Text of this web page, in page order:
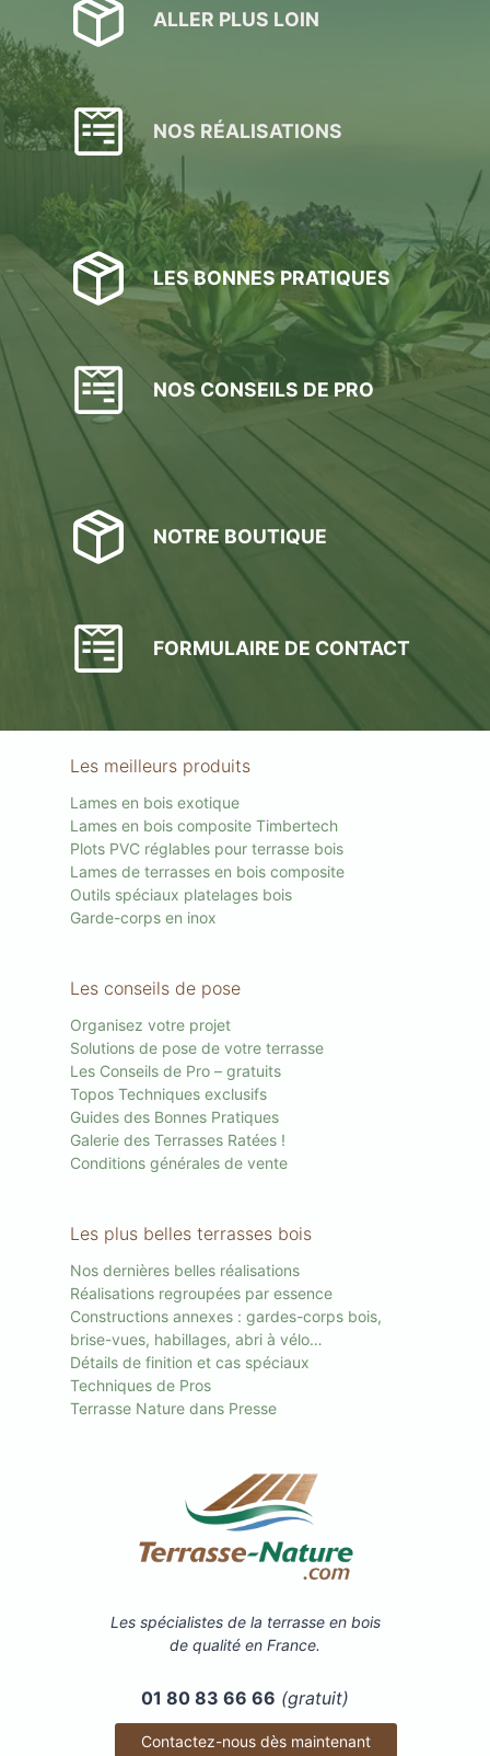
BALANCEPRO
Avec
ailettes
ALLER PLUS LOIN
NOS RÉALISATIONS
LES BONNES PRATIQUES
NOS CONSEILS DE PRO
NOTRE BOUTIQUE
FORMULAIRE DE CONTACT
Les meilleurs produits
Lames en bois exotique
Lames en bois composite Timbertech
Plots PVC réglables pour terrasse bois
Lames de terrasses en bois composite
Outils spéciaux platelages bois
Garde-corps en inox
Les conseils de pose
Organisez votre projet
Solutions de pose de votre terrasse
Les Conseils de Pro – gratuits
Topos Techniques exclusifs
Guides des Bonnes Pratiques
Galerie des Terrasses Ratées !
Conditions générales de vente
Les plus belles terrasses bois
Nos dernières belles réalisations
Réalisations regroupées par essence
Constructions annexes : gardes-corps bois,
brise-vues, habillages, abri à vélo…
Détails de finition et cas spéciaux
Techniques de Pros
Terrasse Nature dans Presse
Les spécialistes de la terrasse en bois
de qualité en France.
01 80 83 66 66 (gratuit)
Contactez-nous dès maintenant